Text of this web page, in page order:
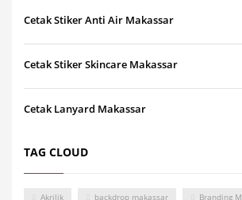
Cetak Stiker Anti Air Makassar
Cetak Stiker Skincare Makassar
Cetak Lanyard Makassar
TAG CLOUD
Akrilik backdrop makassar Branding